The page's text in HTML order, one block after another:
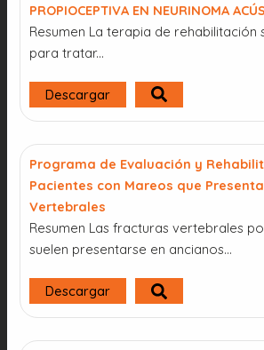
PROPIOCEPTIVA EN NEURINOMA
Resumen La terapia de rehabilitación
para tratar...
Descargar
Programa de Evaluación y
Pacientes con Mareos que
Vertebrales
Resumen Las fracturas vertebrales
suelen presentarse en ancianos…
Descargar